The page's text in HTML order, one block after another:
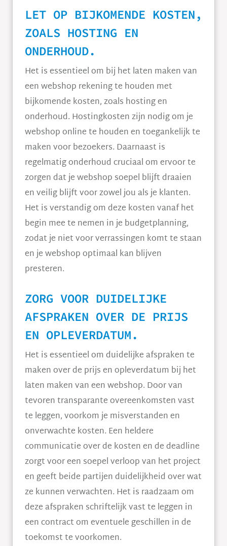
LET OP BIJKOMENDE KOSTEN,
ZOALS HOSTING EN
ONDERHOUD.
Het is essentieel om bij het laten maken van
een webshop rekening te houden met
bijkomende kosten, zoals hosting en
onderhoud. Hostingkosten zijn nodig om je
webshop online te houden en toegankelijk te
maken voor bezoekers. Daarnaast is
regelmatig onderhoud cruciaal om ervoor te
zorgen dat je webshop soepel blijft draaien
en veilig blijft voor zowel jou als je klanten.
Het is verstandig om deze kosten vanaf het
begin mee te nemen in je budgetplanning,
zodat je niet voor verrassingen komt te staan
en je webshop optimaal kan blijven
presteren.
ZORG VOOR DUIDELIJKE
AFSPRAKEN OVER DE PRIJS
EN OPLEVERDATUM.
Het is essentieel om duidelijke afspraken te
maken over de prijs en opleverdatum bij het
laten maken van een webshop. Door van
tevoren transparante overeenkomsten vast
te leggen, voorkom je misverstanden en
onverwachte kosten. Een heldere
communicatie over de kosten en de deadline
zorgt voor een soepel verloop van het project
en geeft beide partijen duidelijkheid over wat
ze kunnen verwachten. Het is raadzaam om
deze afspraken schriftelijk vast te leggen in
een contract om eventuele geschillen in de
toekomst te voorkomen.